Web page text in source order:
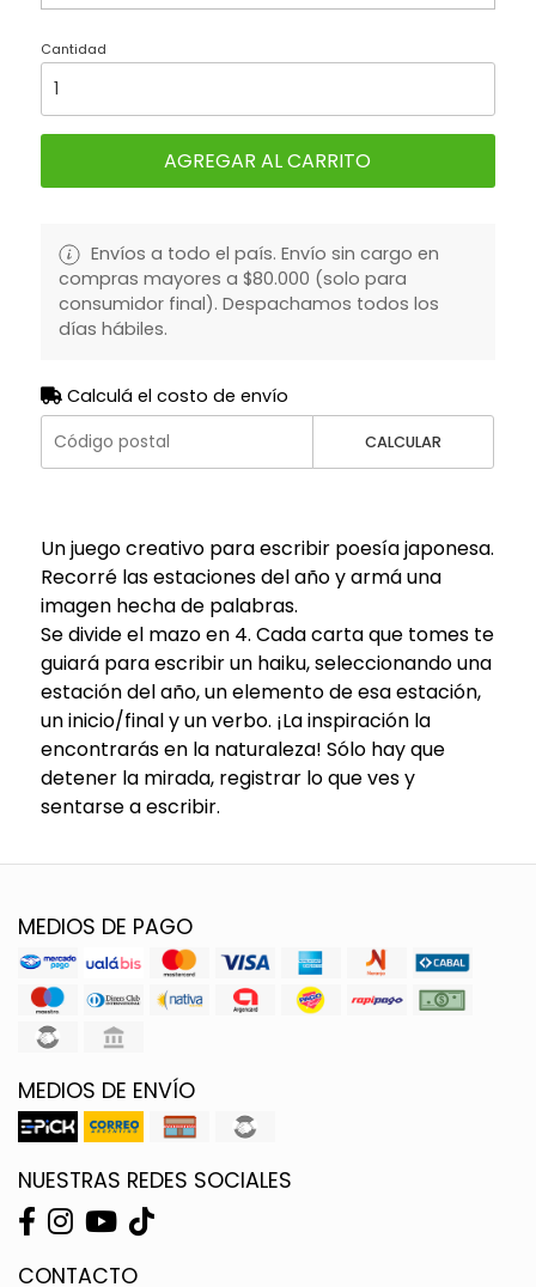
Cantidad
AGREGAR AL CARRITO
Envíos a todo el país. Envío sin cargo en
compras mayores a $80.000 (solo para
consumidor final). Despachamos todos los
días hábiles.
Calculá el costo de envío
CALCULAR
Un juego creativo para escribir poesía japonesa.
Recorré las estaciones del año y armá una
imagen hecha de palabras.
Se divide el mazo en 4. Cada carta que tomes te
guiará para escribir un haiku, seleccionando una
estación del año, un elemento de esa estación,
un inicio/final y un verbo. ¡La inspiración la
encontrarás en la naturaleza! Sólo hay que
detener la mirada, registrar lo que ves y
sentarse a escribir.
MEDIOS DE PAGO
MEDIOS DE ENVÍO
NUESTRAS REDES SOCIALES
CONTACTO